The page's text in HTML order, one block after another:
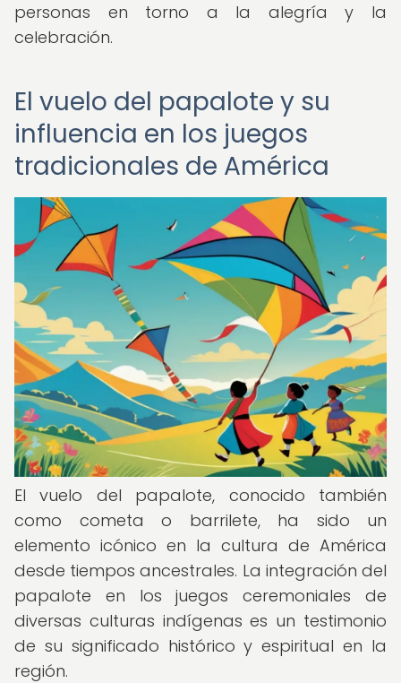
personas en torno a la alegría y la
celebración.
El vuelo del papalote y su
influencia en los juegos
tradicionales de América
El vuelo del papalote, conocido también
como cometa o barrilete, ha sido un
elemento icónico en la cultura de América
desde tiempos ancestrales. La integración del
papalote en los juegos ceremoniales de
diversas culturas indígenas es un testimonio
de su significado histórico y espiritual en la
región.